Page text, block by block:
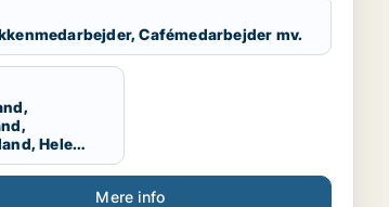
Cafémedarbejder mv.
Hele
Vestjylland,
Mere info